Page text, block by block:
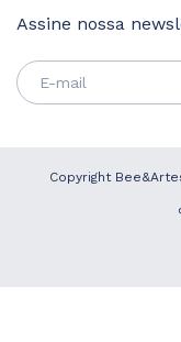
Assine nossa
Copyright